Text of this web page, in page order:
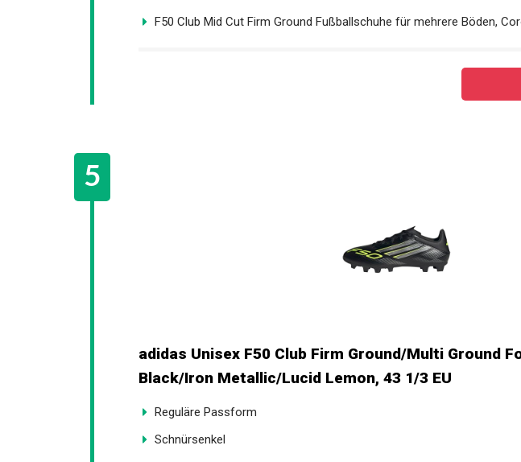
F50 Club Mid Cut Firm Ground Fußballschuhe für mehrere Böden,
adidas Unisex F50 Club Firm Ground/Multi Ground
Black/Iron Metallic/Lucid Lemon, 43 1/3 EU
Reguläre Passform
Schnürsenkel